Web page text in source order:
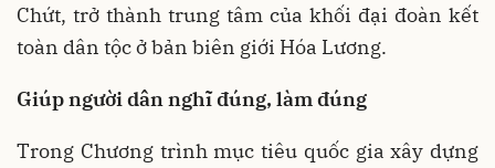
Chứt, trở thành trung tâm của khối đại đoàn kết
toàn dân tộc ở bản biên giới Hóa Lương.
Giúp người dân nghĩ đúng, làm đúng
Trong Chương trình mục tiêu quốc gia xây dựng